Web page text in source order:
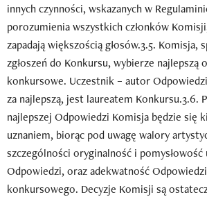
innych czynności, wskazanych w
porozumienia wszystkich członków
zapadają większością głosów.3.5. Komisja,
zgłoszeń do Konkursu, wybierze najlepszą
konkursowe. Uczestnik – autor
za najlepszą, jest laureatem Konkursu.3.6.
najlepszej Odpowiedzi Komisja będzie się
uznaniem, biorąc pod uwagę walory
szczególności oryginalność i
Odpowiedzi, oraz adekwatność
konkursowego. Decyzje Komisji są